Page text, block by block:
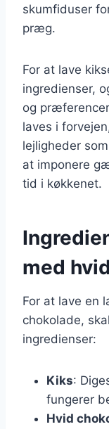
skumfiduser
præg.
For at lave
ingredienser,
og
laves i
lejligheder
at imponere
tid i køkkenet.
med
For at lave en
chokolade,
ingredienser:
Kiks:
fungerer
Hvid